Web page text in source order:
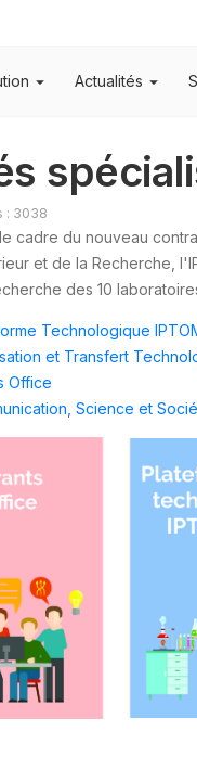
Actualités
: 3038
cadre du nouveau
et de la Recherche,
des 10
Technologique
et Transfert
Office
Science et